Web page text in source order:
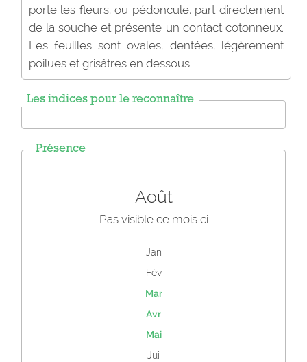
porte les fleurs, ou pédoncule, part directement
de la souche et présente un contact cotonneux.
Les feuilles sont ovales, dentées, légèrement
poilues et grisâtres en dessous.
Les indices pour le reconnaître
Présence
Août
Pas visible ce mois ci
Jan
Fév
Mar
Avr
Mai
Jui